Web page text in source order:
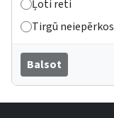
Ļoti reti
Tirgū neiepērkos
Balsot